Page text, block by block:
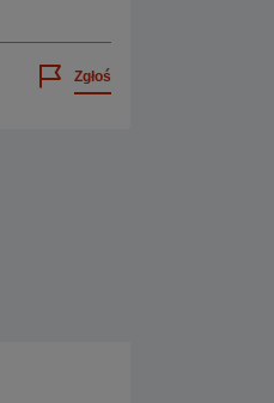
Zgłoś